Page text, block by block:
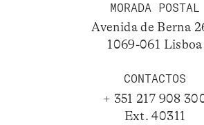
MORADA POSTAL
Avenida de Berna
1069-061 Lisboa
CONTACTOS
+ 351 217 908
Ext. 40311